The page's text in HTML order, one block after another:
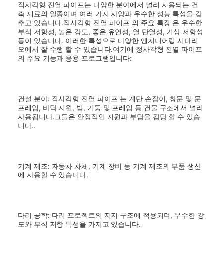
직사각형 진열 파이프는 다양한 분야에서 널리 사용되는 건
축 재료의 일종이며 여러 가지 사양과 우수한 성능 특성을 갖
추고 있습니다.직사각형 진열 파이프 의 주요 특징 은 우수한
부식 저항성, 높은 강도, 좋은 유연성, 열 단열성, 기상 저항성
등이 있습니다. 이러한 특성으로 다양한 엔지니어링 시나리
오에서 잘 수행 할 수 있습니다.여기에 정사각형 진열 파이프
의 주요 기능과 응용 프로그램입니다:
건설 분야: 직사각형 진열 파이프 는 계단 손잡이, 창문 및 문
프레임, 바닥 지원, 빔, 기둥 및 프레임 등 건물 구조에서 널리
사용됩니다.그들은 안정적인 지원과 부담을 감당 할 수 있습
니다..
기계 제조: 자동차 차체, 기계 장비 등 기계 제조의 부품 생산
에 사용할 수 있습니다.
다리 공학: 다리 프로젝트의 지지 구조에 적용되며, 우수한 강
도와 부식 저항 특성을 가지고 있습니다.